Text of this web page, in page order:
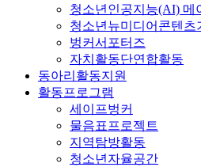
청소년인공지능(AI) 메
청소년뉴미디어콘텐츠
벙커서포터즈
자치활동단연합활동
동아리활동지원
활동프로그램
세이프벙커
물음표프로젝트
지역탐방활동
청소년자율공간